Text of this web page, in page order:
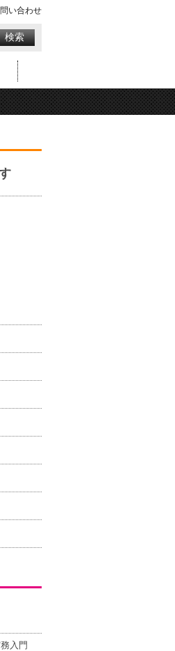
い合わせ
入門